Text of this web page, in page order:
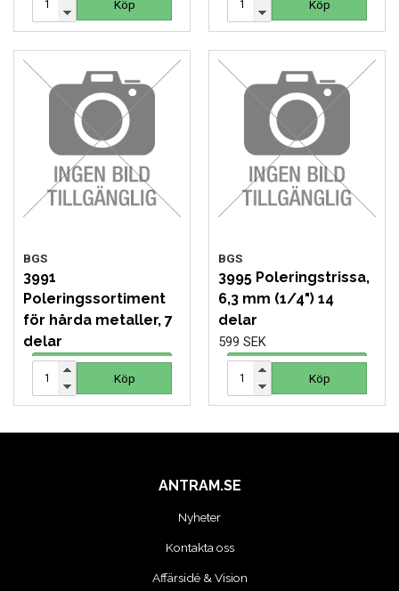
MASKINER OCH TVÄTTUTRUSTNING
MATERIALHANTERING
MOTORCYKEL VERKSTAD
OLJA OCH KEM
OLJE OCH SMÖRJHANTERING
PUMPAR
SKYDDSUTRUSTNING
SLANGVINDOR
STEGAR, STÖD OCH PLATTFORMAR
Köp Köp
BGS
3991
Poleringssortiment
för hårda metaller, 7
delar
224 SEK
Köp
BGS
3995 Poleringstrissa,
6,3 mm (1/4") 14
delar
599 SEK
Köp
ANTRAM.SE
Nyheter
Kontakta oss
Affärsidé & Vision